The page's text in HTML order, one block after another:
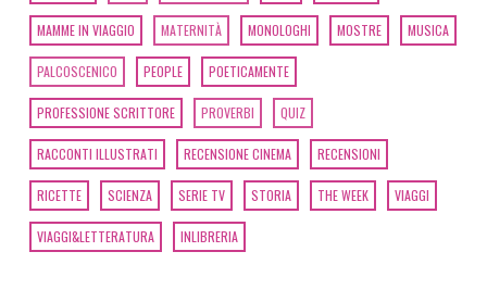
MAMME IN VIAGGIO MATERNITÀ MONOLOGHI MOSTRE MUSICA
PALCOSCENICO PEOPLE POETICAMENTE
PROFESSIONE SCRITTORE PROVERBI QUIZ
RACCONTI ILLUSTRATI RECENSIONE CINEMA RECENSIONI
RICETTE SCIENZA SERIE TV STORIA THE WEEK VIAGGI
VIAGGI&LETTERATURA INLIBRERIA